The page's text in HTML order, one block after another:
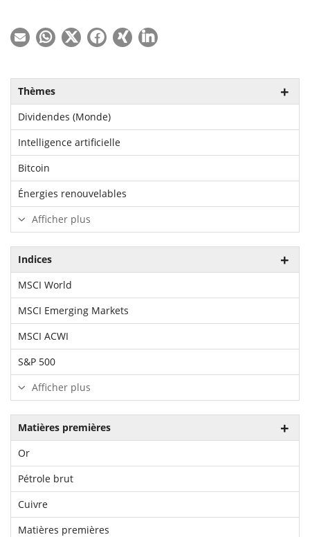
Thèmes
Dividendes (Monde)
Intelligence artificielle
Bitcoin
Énergies renouvelables
Afficher plus
Indices
MSCI World
MSCI Emerging Markets
MSCI ACWI
S&P 500
Afficher plus
Matières premières
Or
Pétrole brut
Cuivre
Matières premières